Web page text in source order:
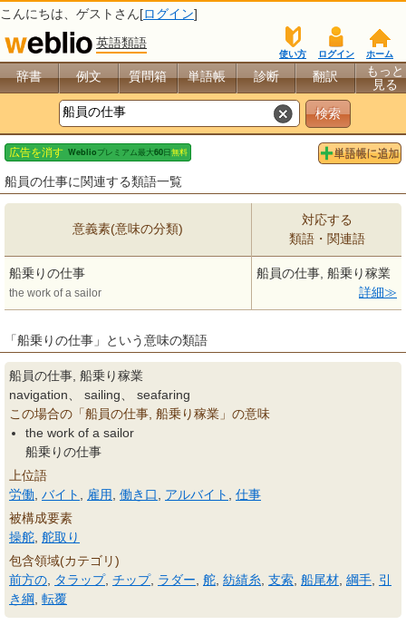
こんにちは、 ゲスト さん[ログイン]
英語類語
ホーム
ログイン
使い方
辞書 例文 質問箱 単語帳 診断 翻訳
もっと
見る
船員の仕事に関連する類語一覧
意義素(意味の分類)
対応する
類語・関連語
船乗りの仕事
the work of a sailor
船員の仕事, 船乗り稼業
詳細
「船乗りの仕事」という意味の類語
船員の仕事, 船乗り稼業
navigation、 sailing、 seafaring
この場合の「船員の仕事, 船乗り稼業」の意味
the work of a sailor
船乗りの仕事
上位語
労働 バイト 雇用 働き口 アルバイト
仕事
被構成要素
操舵 舵取り
包含領域(カテゴリ)
前方の
タラップ, チップ, ラダー 舵 紡績糸 支索 船尾材 綱手 引
き綱
転覆